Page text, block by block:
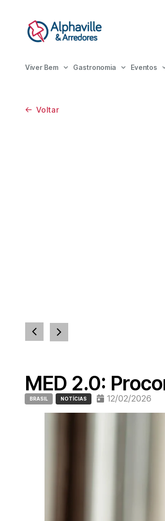
Viver Bem Gastronomia Eventos
Voltar
MED 2.0:
BRASIL NOTÍCIAS 12/02/2026